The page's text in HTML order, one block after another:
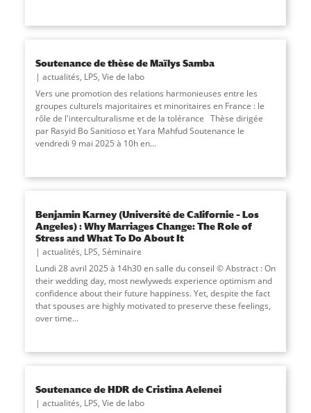
Soutenance de thèse de Maïlys Samba
actualités, LPS, Vie de labo
Vers une promotion des relations harmonieuses entre les
groupes culturels majoritaires et minoritaires en France : le
rôle de l'interculturalisme et de la tolérance Thèse dirigée
par Rasyid Bo Sanitioso et Yara Mahfud Soutenance le
vendredi 9 mai 2025 à 10h en...
Benjamin Karney (Université de Californie – Los
Angeles) : Why Marriages Change: The Role of
Stress and What To Do About It
actualités, LPS, Séminaire
Lundi 28 avril 2025 à 14h30 en salle du conseil © Abstract : On
their wedding day, most newlyweds experience optimism and
confidence about their future happiness. Yet, despite the fact
that spouses are highly motivated to preserve these feelings,
over time...
Soutenance de HDR de Cristina Aelenei
actualités, LPS, Vie de labo